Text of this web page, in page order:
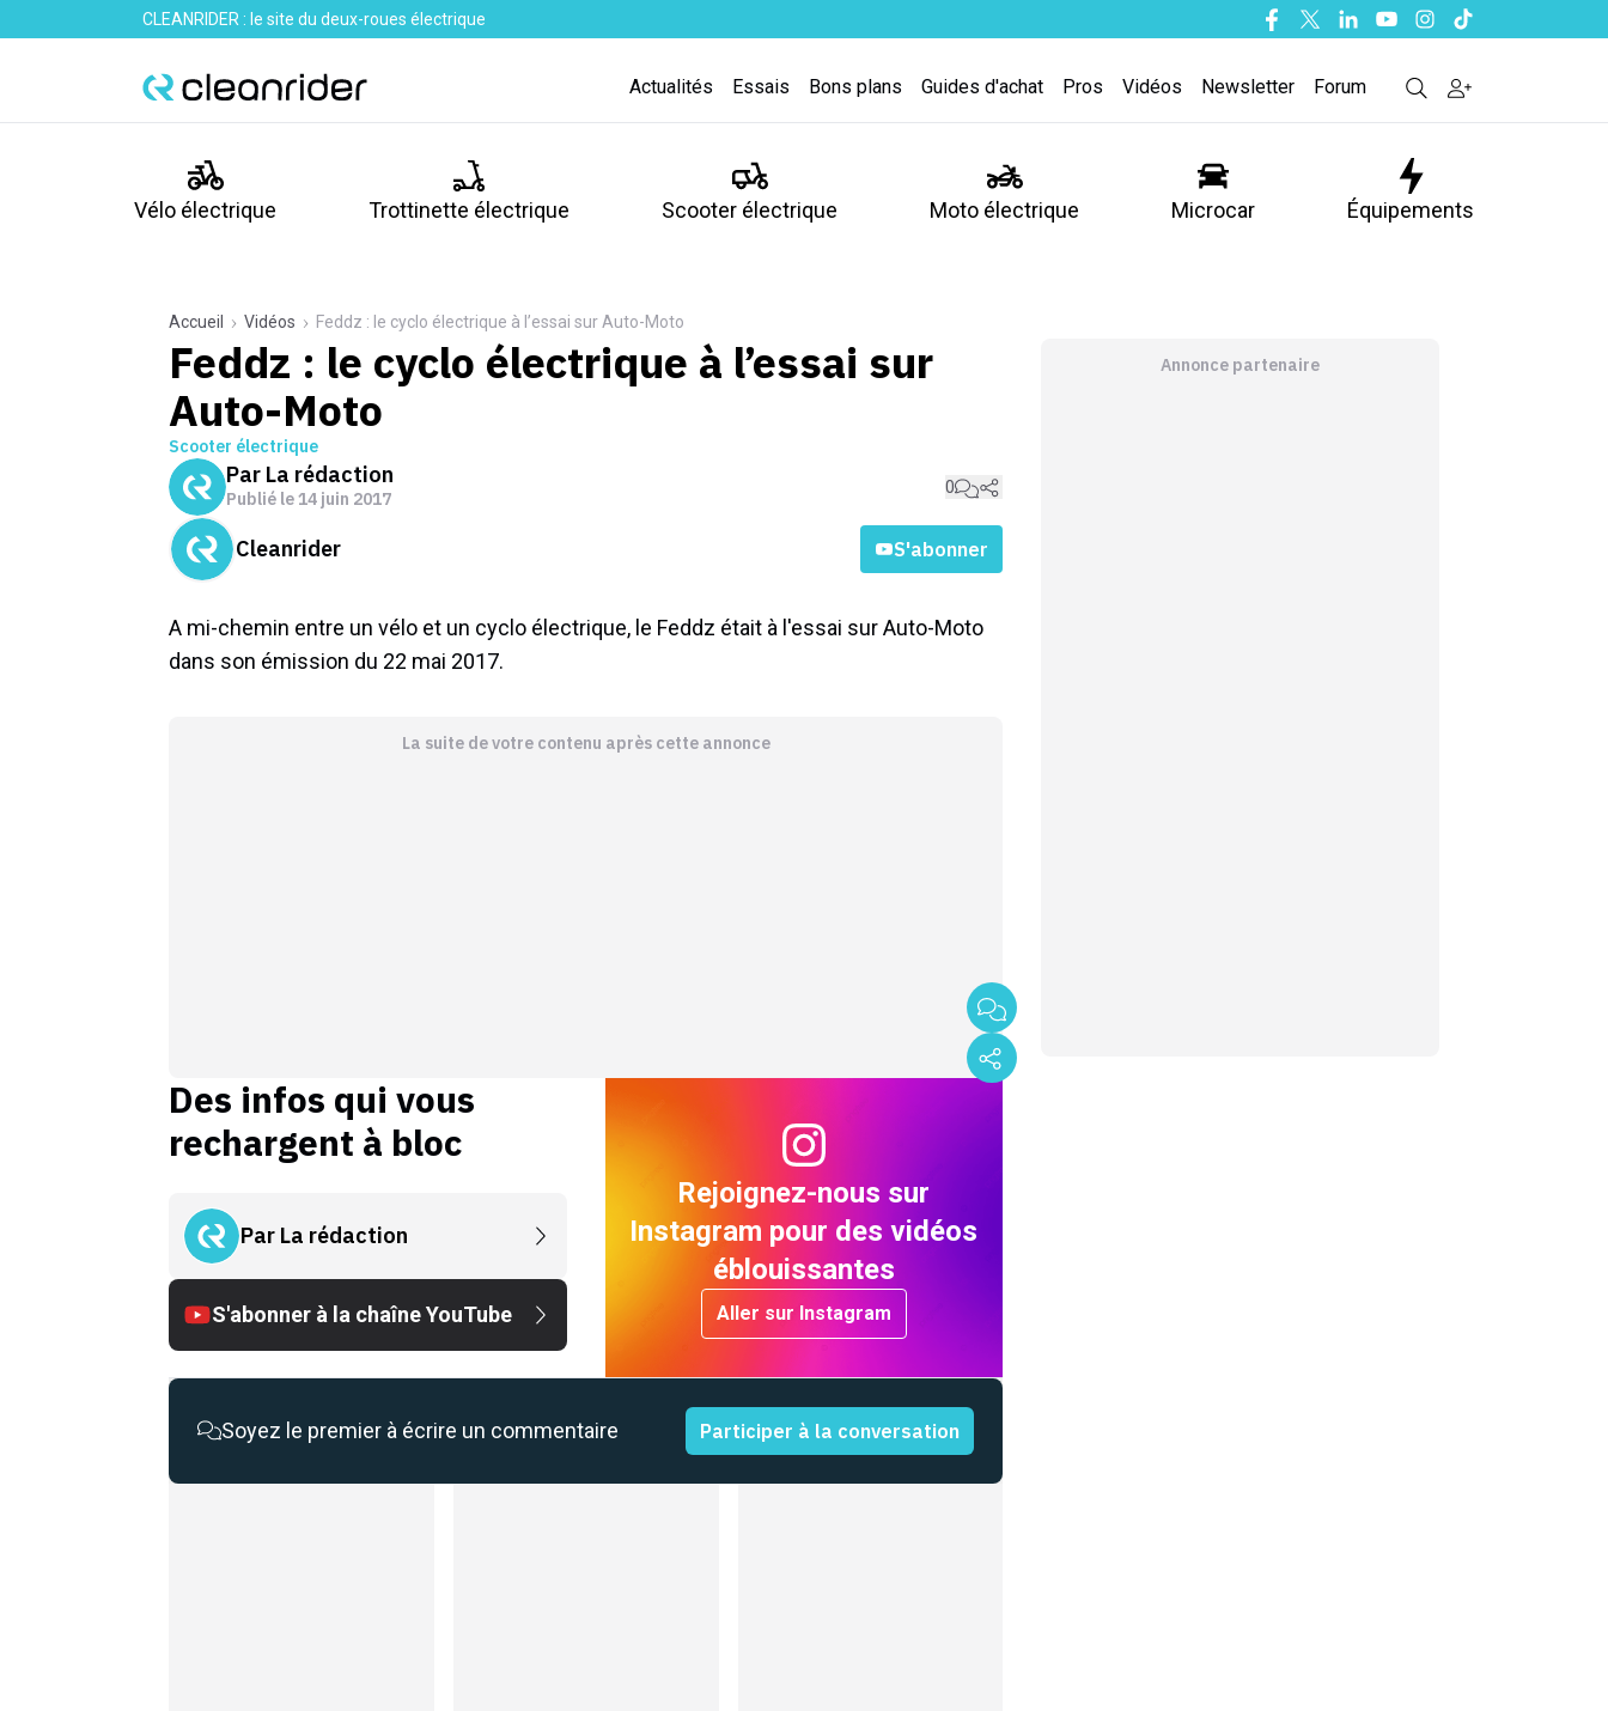
CLEANRIDER : le site du deux-roues électrique Facebook
TwitterLinkedinYoutubeInstagram
Tiktok
Actualités Essais Bons plans Guides d'achat Pros Vidéos Newsletter Forum
Vélo électrique Trottinette électrique Scooter électrique Moto électrique Microcar Équipements
Accueil Vidéos Feddz : le cyclo électrique à l’essai sur Auto-Moto
Feddz : le cyclo électrique à l’essai sur
Auto-Moto
Scooter électrique
Par La rédaction
Publié le14 juin 2017
0
Cleanrider S'abonner
A mi-chemin entre un vélo et un cyclo électrique, le Feddz était à l'essai sur Auto-Moto
dans son émission du 22 mai 2017.
La suite de votre contenu après cette annonce
Des infos qui vous
rechargent à bloc
Par La rédaction
S'abonner à la chaîne YouTube
Rejoignez-nous sur
Instagram pour des vidéos
éblouissantes
Aller sur Instagram
Soyez le premier à écrire un commentaire Participer à la conversation
Annonce partenaire